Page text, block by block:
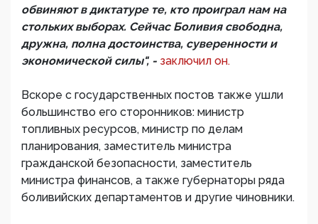
обвиняют в диктатуре те, кто проиграл нам на
стольких выборах. Сейчас Боливия свободна,
дружна, полна достоинства, суверенности и
экономической силы", - заключил он.
Вскоре с государственных постов также ушли
большинство его сторонников: министр
топливных ресурсов, министр по делам
планирования, заместитель министра
гражданской безопасности, заместитель
министра финансов, а также губернаторы ряда
боливийских департаментов и другие чиновники.